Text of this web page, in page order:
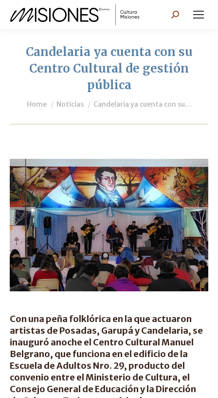
Search:
Candelaria ya cuenta con su
Centro Cultural de gestión
pública
You are here:
Home Noticias Candelaria ya cuenta con su…
Con una peña folklórica en la que actuaron
artistas de Posadas, Garupá y Candelaria, se
inauguró anoche el Centro Cultural Manuel
Belgrano, que funciona en el edificio de la
Escuela de Adultos Nro. 29, producto del
convenio entre el Ministerio de Cultura, el
Consejo General de Educación y la Dirección